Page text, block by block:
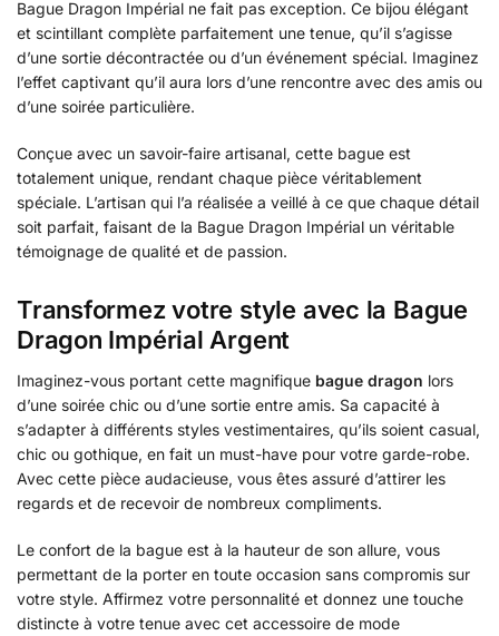
Bague Dragon Impérial ne fait pas exception. Ce bijou élégant
et scintillant complète parfaitement une tenue, qu’il s’agisse
d’une sortie décontractée ou d’un événement spécial. Imaginez
l’effet captivant qu’il aura lors d’une rencontre avec des amis ou
d’une soirée particulière.
Conçue avec un savoir-faire artisanal, cette bague est
totalement unique, rendant chaque pièce véritablement
spéciale. L’artisan qui l’a réalisée a veillé à ce que chaque détail
soit parfait, faisant de la Bague Dragon Impérial un véritable
témoignage de qualité et de passion.
Transformez votre style avec la Bague
Dragon Impérial Argent
Imaginez-vous portant cette magnifique bague dragon lors
d’une soirée chic ou d’une sortie entre amis. Sa capacité à
s’adapter à différents styles vestimentaires, qu’ils soient casual,
chic ou gothique, en fait un must-have pour votre garde-robe.
Avec cette pièce audacieuse, vous êtes assuré d’attirer les
regards et de recevoir de nombreux compliments.
Le confort de la bague est à la hauteur de son allure, vous
permettant de la porter en toute occasion sans compromis sur
votre style. Affirmez votre personnalité et donnez une touche
distincte à votre tenue avec cet accessoire de mode